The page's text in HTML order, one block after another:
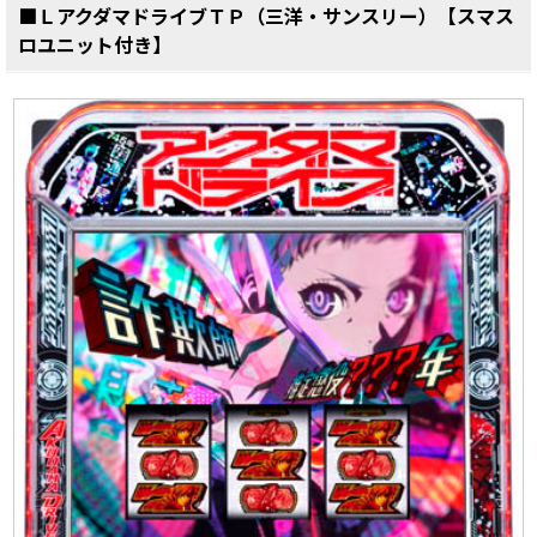
■ＬアクダマドライブＴＰ（三洋・サンスリー）【スマス
ロユニット付き】